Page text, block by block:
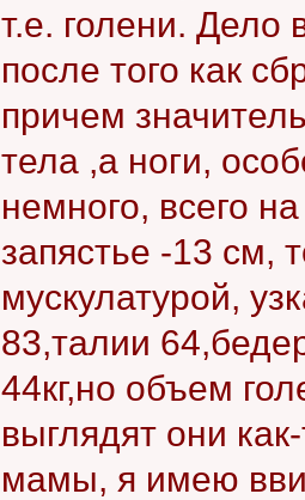
т.е. голени. Дело
после того как
причем
тела ,а ноги,
немного, всего
запястье -13 см,
мускулатурой,
83,талии
44кг,но объем
выглядят они
мамы, я имею